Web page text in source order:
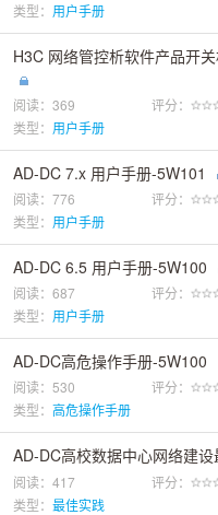
类型： 用户手册
H3C 网络管控析软件产品开
阅读：369 评分：
类型： 用户手册
AD-DC 7.x 用户手册-5W101
阅读：776 评分：
类型： 用户手册
AD-DC 6.5 用户手册-5W100
阅读：687 评分：
类型： 用户手册
AD-DC高危操作手册-5W100
阅读：530 评分：
类型： 高危操作手册
AD-DC高校数据中心网络建
阅读：417 评分：
类型： 最佳实践